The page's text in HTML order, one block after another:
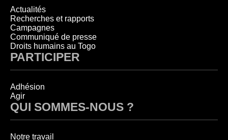
Actualités
Recherches et rapports
Campagnes
Communiqué de presse
Droits humains au Togo
PARTICIPER
Adhésion
Agir
QUI SOMMES-NOUS ?
Notre travail